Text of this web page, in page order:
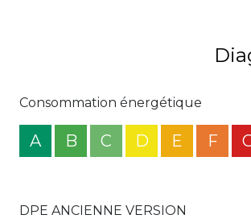
Consommation énergétique
A B C D E F
DPE ANCIENNE VERSION